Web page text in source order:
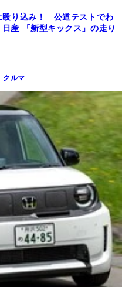
殴り込み！ 公道テストでわ
産 「新型キックス」の走り
クルマ